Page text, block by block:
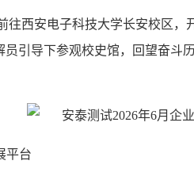
往西安电子科技大学长安校区，
引导下参观校史馆，回望奋斗
平台